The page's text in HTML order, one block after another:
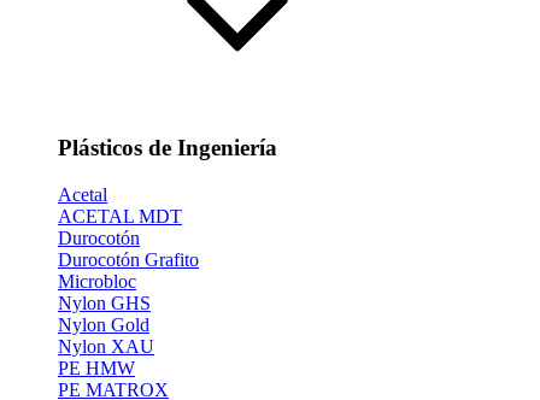
Plásticos de Ingeniería
Acetal
ACETAL MDT
Durocotón
Durocotón Grafito
Microbloc
Nylon GHS
Nylon Gold
Nylon XAU
PE HMW
PE MATROX